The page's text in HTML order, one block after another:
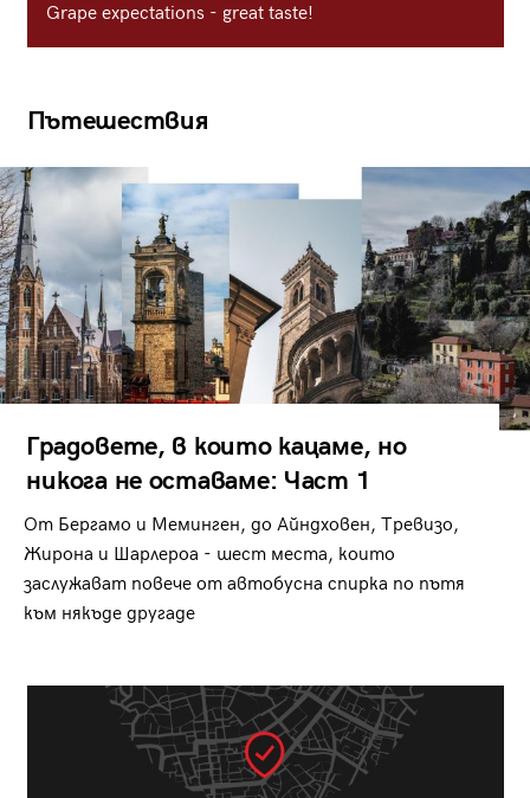
Grape expectations - great taste!
Пътешествия
Градовете, в които кацаме, но
никога не оставаме: Част 1
От Бергамо и Меминген, до Айндховен, Тревизо,
Жирона и Шарлероа - шест места, които
заслужават повече от автобусна спирка по пътя
към някъде другаде